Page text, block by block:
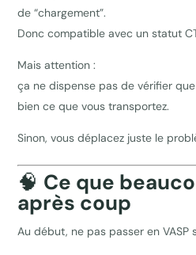
de “chargement”.
Donc compatible avec un statut
Mais attention :
ça ne dispense pas de vérifier
bien ce que vous transportez.
Sinon, vous déplacez juste le
🧠 Ce que
après coup
Au début, ne pas passer en VASP